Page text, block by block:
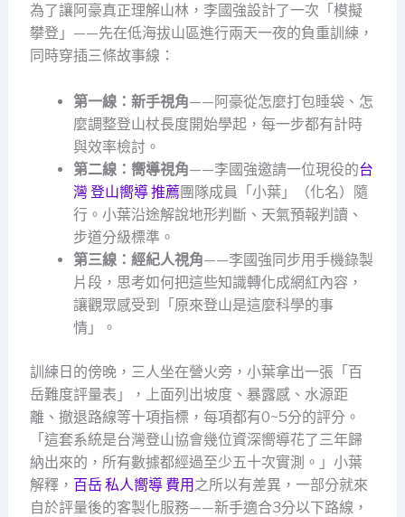
為了讓阿豪真正理解山林，李國強設計了一次「模擬
攀登」——先在低海拔山區進行兩天一夜的負重訓練，
同時穿插三條故事線：
第一線：新手視角——阿豪從怎麼打包睡袋、怎
麼調整登山杖長度開始學起，每一步都有計時
與效率檢討。
第二線：嚮導視角——李國強邀請一位現役的台
灣 登山嚮導 推薦團隊成員「小葉」（化名）隨
行。小葉沿途解說地形判斷、天氣預報判讀、
步道分級標準。
第三線：經紀人視角——李國強同步用手機錄製
片段，思考如何把這些知識轉化成網紅內容，
讓觀眾感受到「原來登山是這麼科學的事
情」。
訓練日的傍晚，三人坐在營火旁，小葉拿出一張「百
岳難度評量表」，上面列出坡度、暴露感、水源距
離、撤退路線等十項指標，每項都有0~5分的評分。
「這套系統是台灣登山協會幾位資深嚮導花了三年歸
納出來的，所有數據都經過至少五十次實測。」小葉
解釋， 百岳 私人嚮導 費用 之所以有差異，一部分就來
自於評量後的客製化服務——新手適合3分以下路線，